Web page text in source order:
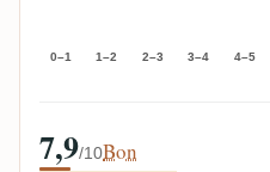
0–1 1–2 2–3 3–4 4–5
7,9/10Bon